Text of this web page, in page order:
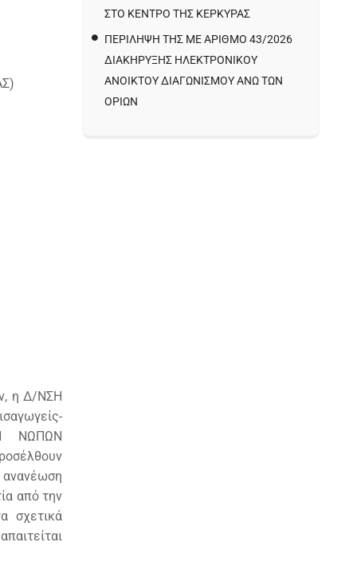
η Δ/ΝΣΗ
ΝΩΠΩΝ
ανανέωση
από την
σχετικά
ΣΤΟ ΚΈΝΤΡΟ ΤΗΣ ΚΈΡΚΥΡΑΣ
ΠΕΡΙΛΗΨΗ ΤΗΣ ΜΕ ΑΡΙΘΜΟ 43/2026
ΔΙΑΚΗΡΥΞΗΣ ΗΛΕΚΤΡΟΝΙΚΟΥ
ΑΝΟΙΚΤΟΥ ΔΙΑΓΩΝΙΣΜΟΥ ΑΝΩ ΤΩΝ
ΟΡΙΩΝ